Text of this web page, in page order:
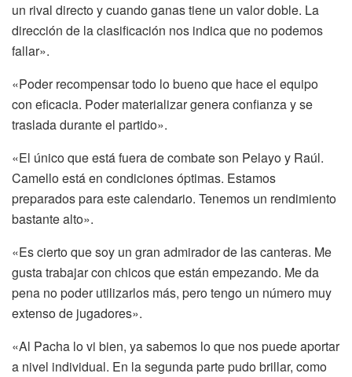
un rival directo y cuando ganas tiene un valor doble. La
dirección de la clasificación nos indica que no podemos
fallar».
«Poder recompensar todo lo bueno que hace el equipo
con eficacia. Poder materializar genera confianza y se
traslada durante el partido».
«El único que está fuera de combate son Pelayo y Raúl.
Camello está en condiciones óptimas. Estamos
preparados para este calendario. Tenemos un rendimiento
bastante alto».
«Es cierto que soy un gran admirador de las canteras. Me
gusta trabajar con chicos que están empezando. Me da
pena no poder utilizarlos más, pero tengo un número muy
extenso de jugadores».
«Al Pacha lo vi bien, ya sabemos lo que nos puede aportar
a nivel individual. En la segunda parte pudo brillar, como